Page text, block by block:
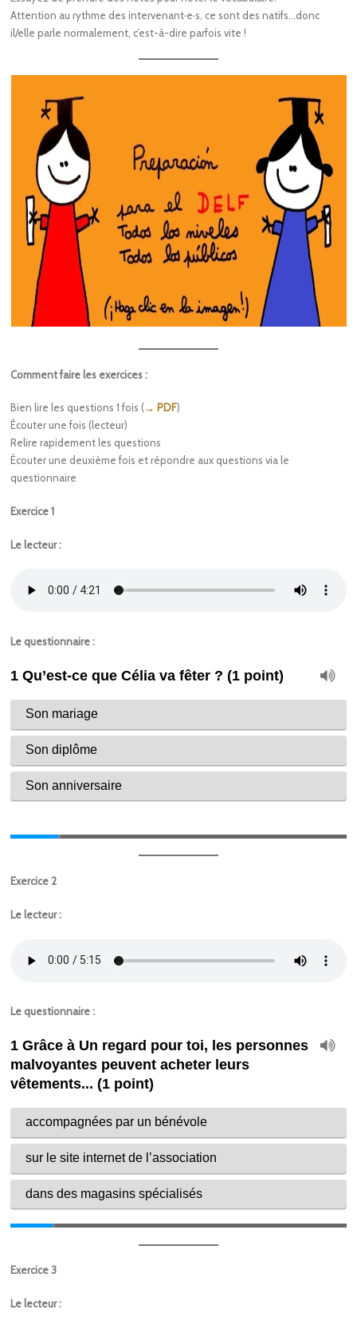
Attention au rythme des intervenant·e·s, ce sont des natifs…donc
il/elle parle normalement, c’est-à-dire parfois vite !
Comment faire les exercices :
Bien lire les questions 1 fois (→ PDF)
Écouter une fois (lecteur)
Relire rapidement les questions
Écouter une deuxième fois et répondre aux questions via le
questionnaire
Exercice 1
Le lecteur :
Le questionnaire :
Exercice 2
Le lecteur :
Le questionnaire :
Exercice 3
Le lecteur :